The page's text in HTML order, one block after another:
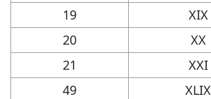
19
XIX
20
XX
21
XXI
49
XLIX